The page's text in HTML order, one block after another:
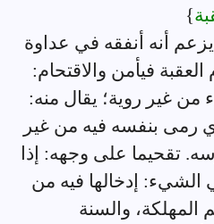
}
يزعم أنه أنفقه في عداوة
فيأمن والاقتحام:
غير روية؛ يقال منه:
رمى بنفسه فيه من غير
تقحيما على وجهه: إذا
إدخالها فيه من
المهلكة، والسنة